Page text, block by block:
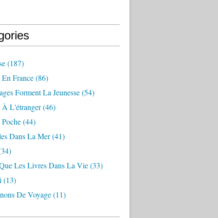
(187)
France(86)
Forment La Jeunesse(54)
À L'étranger(46)
(44)
Dans La Mer(41)
Les Livres Dans La Vie(33)
(13)
De Voyage(11)